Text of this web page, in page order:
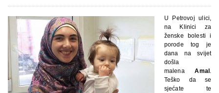
U Petrovoj ulici,
na Klinici za
ženske bolesti i
porode tog je
dana na svijet
došla
malenaAmal
Teško da se
sjećate te